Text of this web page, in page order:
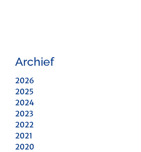
Archief
2026
2025
2024
2023
2022
2021
2020